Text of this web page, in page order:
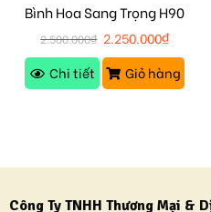
Bình Hoa Sang Trọng H90
2.500.000₫ 2.250.000₫
Chi tiết
Giỏ hàng
Công Ty TNHH Thương Mại &